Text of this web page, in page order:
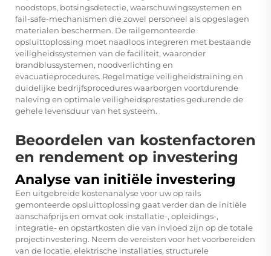
noodstops, botsingsdetectie, waarschuwingssystemen en
fail-safe-mechanismen die zowel personeel als opgeslagen
materialen beschermen. De railgemonteerde
opsluittoplossing moet naadloos integreren met bestaande
veiligheidssystemen van de faciliteit, waaronder
brandblussystemen, noodverlichting en
evacuatieprocedures. Regelmatige veiligheidstraining en
duidelijke bedrijfsprocedures waarborgen voortdurende
naleving en optimale veiligheidsprestaties gedurende de
gehele levensduur van het systeem.
Beoordelen van kostenfactoren
en rendement op investering
Analyse van initiële investering
Een uitgebreide kostenanalyse voor uw op rails
gemonteerde opsluittoplossing gaat verder dan de initiële
aanschafprijs en omvat ook installatie-, opleidings-,
integratie- en opstartkosten die van invloed zijn op de totale
projectinvestering. Neem de vereisten voor het voorbereiden
van de locatie, elektrische installaties, structurele